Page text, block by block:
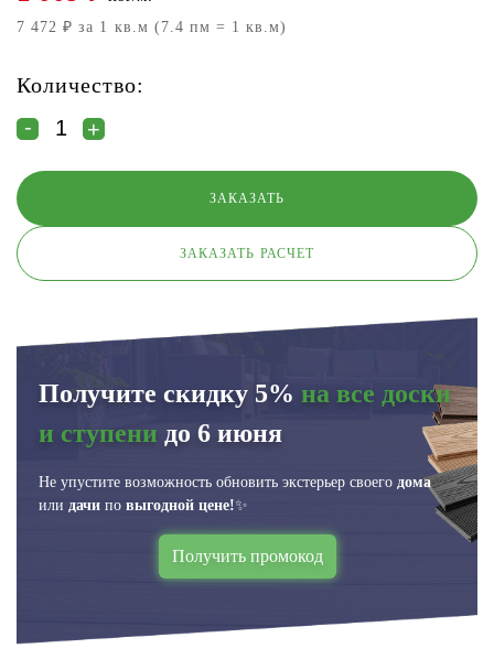
7 472 ₽ за 1 кв.м (7.4 пм = 1 кв.м)
Количество:
ЗАКАЗАТЬ РАСЧЕТ
Получите скидку 5% на все доски
и ступени до 6 июня
Не упустите возможность обновить экстерьер своего дома
или дачи по выгодной цене!✨
Получить промокод